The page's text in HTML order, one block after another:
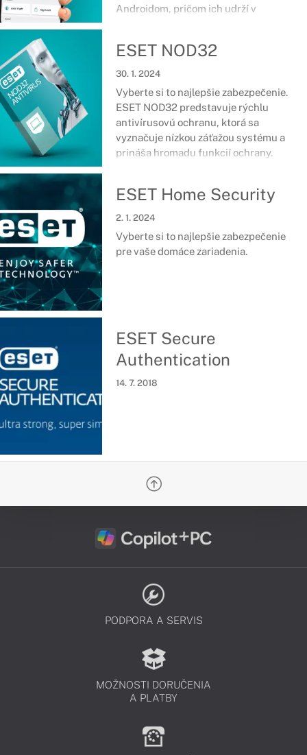
Androidom, pričom ich udrží v
siete a množstvo ďalších nástrojov a
funkcií sa postará o špičkové
ESET NOD32
30. 1. 2024
Vyberte si to najlepšie zabezpečenie.
ESET NOD32 predstavuje rýchlu
antivírusovú ochranu, ktorá sa
vyznačuje nízkou záťažou systému a
prináša hromadu funkcií ochrany.
ESET Home Security
2. 1. 2024
Vyberte si to najlepšie zabezpečenie
pre vaše domáce zariadenia.
ESET Secure
Authentication
14. 7. 2018
PODPORA A SERVIS
MOŽNOSTI DORUČENIA
A PLATBY